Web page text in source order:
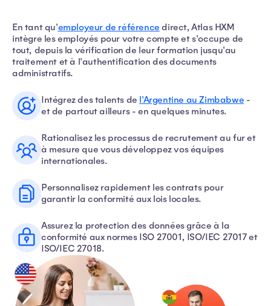
En tant qu'employeur de référence direct, Atlas HXM
intègre les employés pour votre compte et s'occupe de
tout, depuis la vérification de leur formation jusqu'au
traitement et à l'authentification des documents
administratifs.
Intégrez des talents de l'Argentine au Zimbabwe -
et de partout ailleurs - en quelques minutes.
Rationalisez les processus de recrutement au fur et
à mesure que vous développez vos équipes
internationales.
Personnalisez rapidement les contrats pour
garantir la conformité aux lois locales.
Assurez la protection des données grâce à la
conformité aux normes ISO 27001, ISO/IEC 27017 et
ISO/IEC 27018.